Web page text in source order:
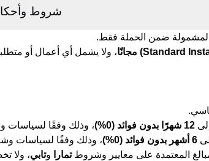
شروط
المشمولة ضمن الحملة فقط.
، ولا يشمل أي أعمال أو
12 شهرًا بدون فوائد (0%)
، وذلك وفقًا لسياسات
6 أشهر بدون فوائد (0%)
، وذلك وفقًا لسياسات
المعتمدة على معايير وشروطتمارا وتابي، ولا